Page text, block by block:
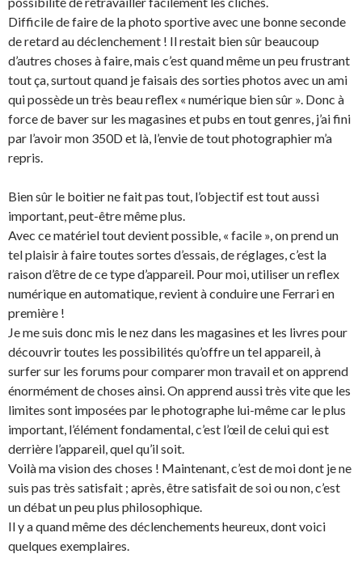
Difficile de faire de la photo sportive avec une bonne seconde
de retard au déclenchement ! Il restait bien sûr beaucoup
d’autres choses à faire, mais c’est quand même un peu frustrant
tout ça, surtout quand je faisais des sorties photos avec un ami
qui possède un très beau reflex « numérique bien sûr ». Donc à
force de baver sur les magasines et pubs en tout genres, j’ai fini
par l’avoir mon 350D et là, l’envie de tout photographier m’a
repris.
Bien sûr le boitier ne fait pas tout, l’objectif est tout aussi
important, peut-être même plus.
Avec ce matériel tout devient possible, « facile », on prend un
tel plaisir à faire toutes sortes d’essais, de réglages, c’est la
raison d’être de ce type d’appareil. Pour moi, utiliser un reflex
numérique en automatique, revient à conduire une Ferrari en
première !
Je me suis donc mis le nez dans les magasines et les livres pour
découvrir toutes les possibilités qu’offre un tel appareil, à
surfer sur les forums pour comparer mon travail et on apprend
énormément de choses ainsi. On apprend aussi très vite que les
limites sont imposées par le photographe lui-même car le plus
important, l’élément fondamental, c’est l’œil de celui qui est
derrière l’appareil, quel qu’il soit.
Voilà ma vision des choses ! Maintenant, c’est de moi dont je ne
suis pas très satisfait ; après, être satisfait de soi ou non, c’est
un débat un peu plus philosophique.
Il y a quand même des déclenchements heureux, dont voici
quelques exemplaires.